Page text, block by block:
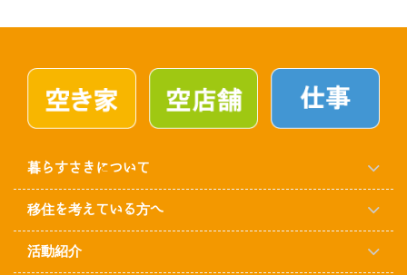
暮らすさきについて
移住を考えている方へ
活動紹介